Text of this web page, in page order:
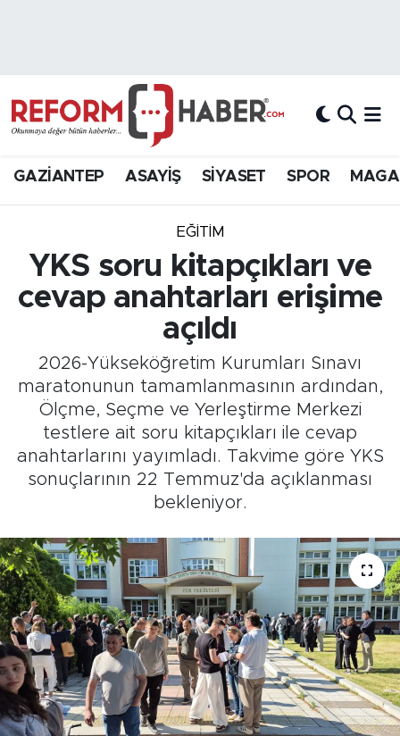
GAZİANTEP ASAYİŞ SİYASET SPOR
EĞİTİM
YKS soru kitapçıkları ve
cevap anahtarları erişime
açıldı
2026-Yükseköğretim Kurumları Sınavı
maratonunun tamamlanmasının ardından,
Ölçme, Seçme ve Yerleştirme Merkezi
testlere ait soru kitapçıkları ile cevap
anahtarlarını yayımladı. Takvime göre YKS
sonuçlarının 22 Temmuz'da açıklanması
bekleniyor.
Hava Durumu
Süper Lig Puan Durumu ve Fikstür
Son Dakika Haberleri